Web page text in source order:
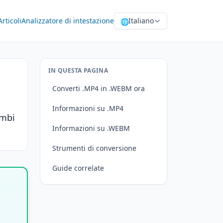
Analizzatore di intestazione 🌐Italiano
IN QUESTA PAGINA
Converti .MP4 in .WEBM ora
Informazioni su .MP4
Informazioni su .WEBM
Strumenti di conversione
Guide correlate